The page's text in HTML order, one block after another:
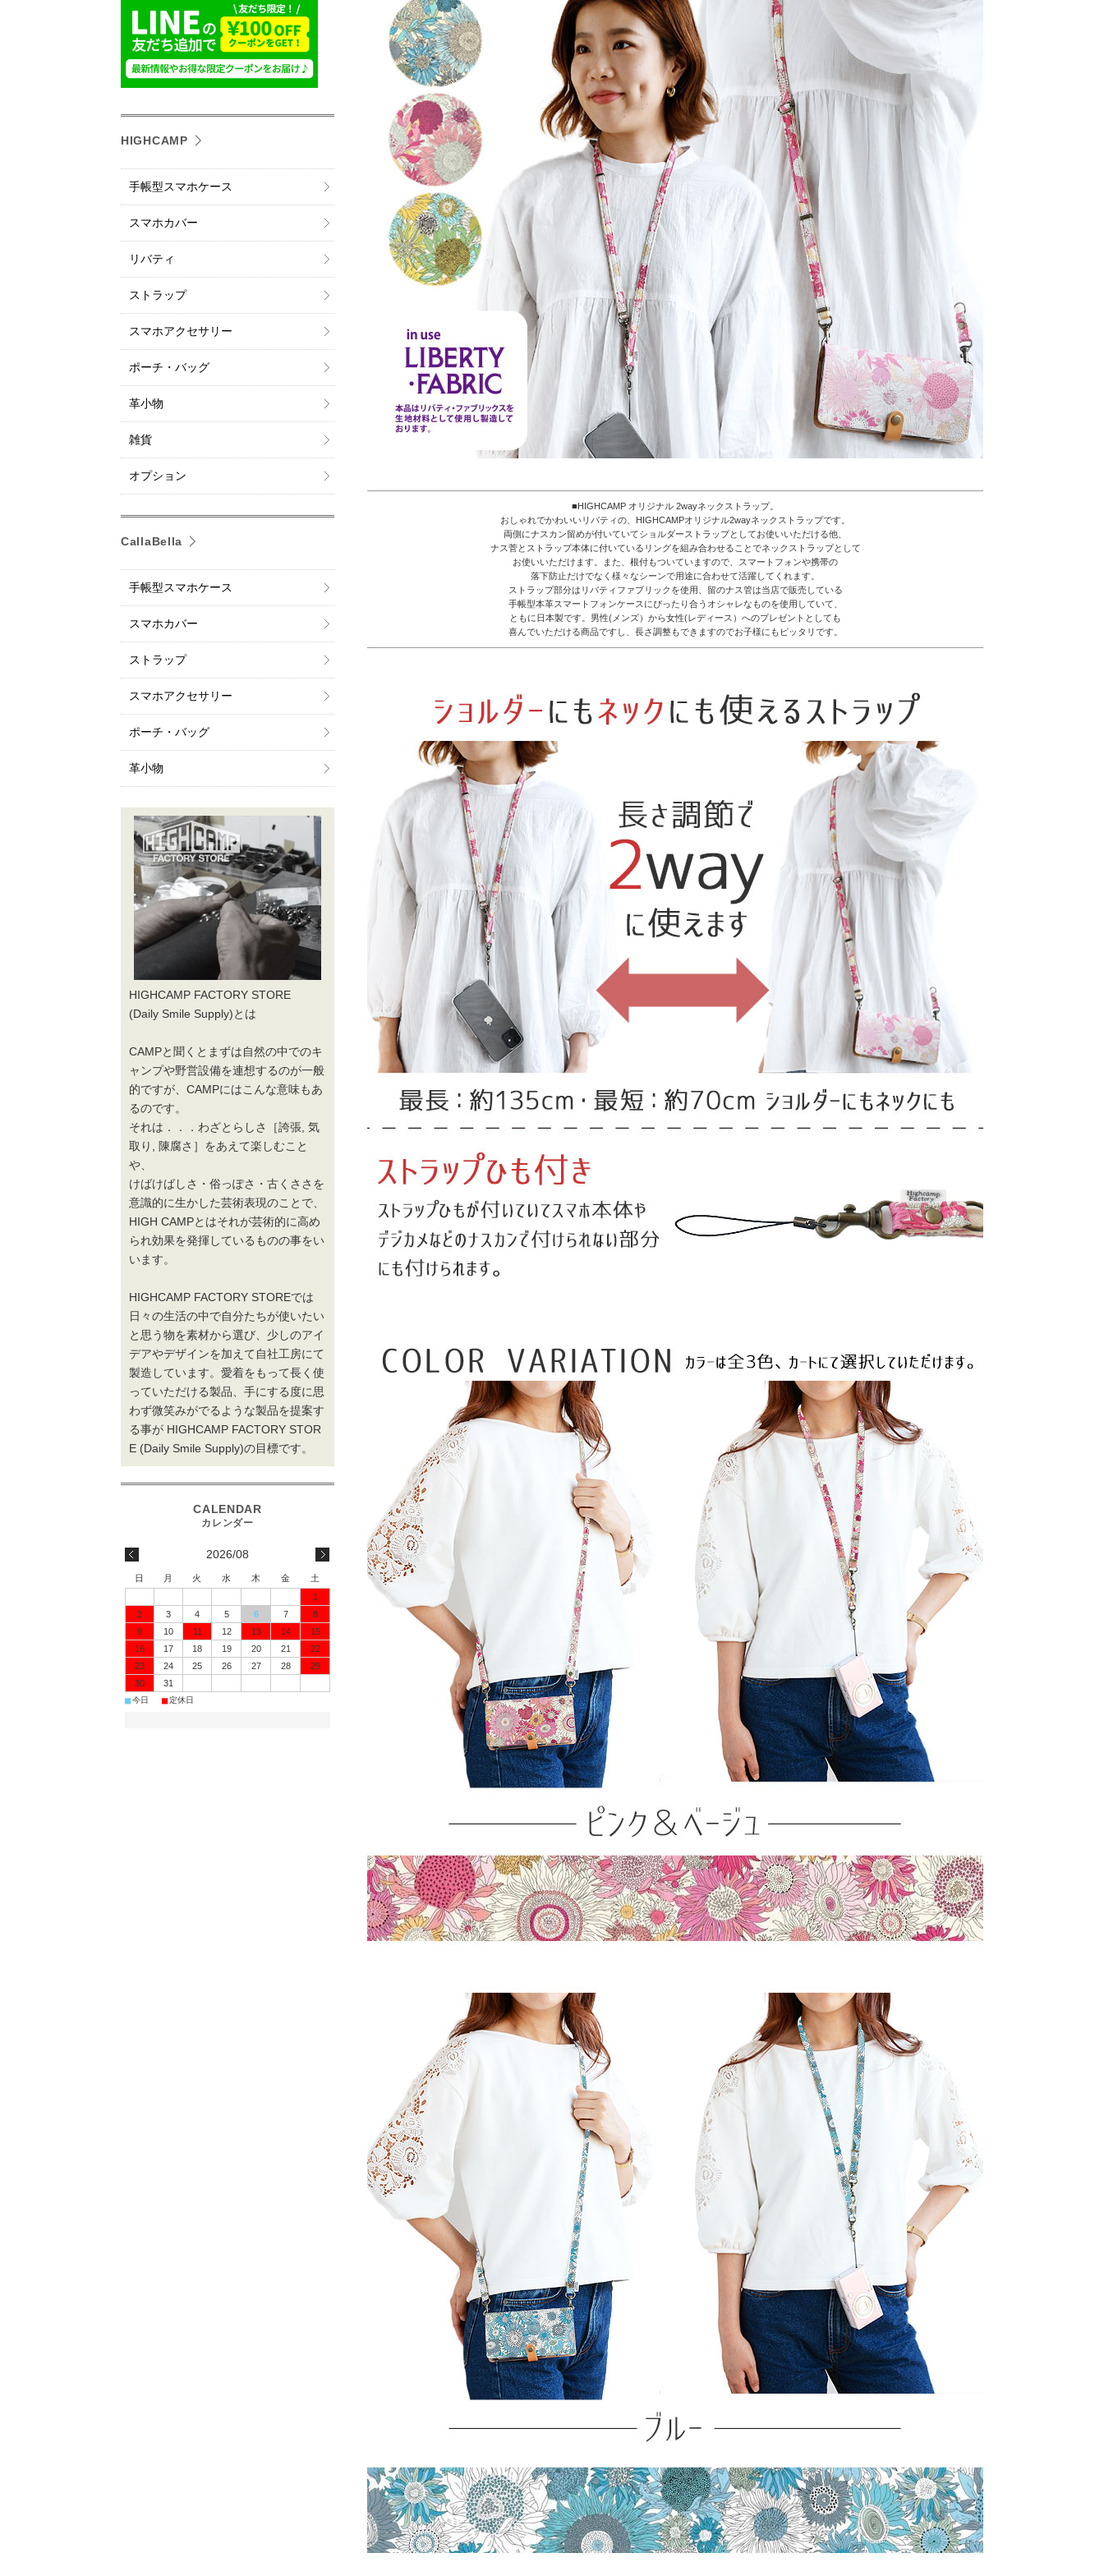
■HIGHCAMP オリジナル 2wayネックストラップ。
おしゃれでかわいいリバティの、HIGHCAMPオリジナル2wayネックストラップです。
両側にナスカン留めが付いていてショルダーストラップとしてお使いいただける他、
ナス菅とストラップ本体に付いているリングを組み合わせることでネックストラップとして
お使いいただけます。また、根付もついていますので、スマートフォンや携帯の
落下防止だけでなく様々なシーンで用途に合わせて活躍してくれます。
ストラップ部分はリバティファブリックを使用、留のナス管は当店で販売している
手帳型本革スマートフォンケースにぴったり合うオシャレなものを使用していて、
ともに日本製です。男性(メンズ）から女性(レディース）へのプレゼントとしても
喜んでいただける商品ですし、長さ調整もできますのでお子様にもピッタリです。
HIGHCAMP
手帳型スマホケース
スマホカバー
リバティ
ストラップ
スマホアクセサリー
ポーチ・バッグ
革小物
雑貨
オプション
CallaBella
手帳型スマホケース
スマホカバー
ストラップ
スマホアクセサリー
ポーチ・バッグ
革小物
HIGHCAMP FACTORY STORE
(Daily Smile Supply)とは
CAMPと聞くとまずは自然の中でのキ
ャンプや野営設備を連想するのが一般
的ですが、CAMPにはこんな意味もあ
るのです。
それは．．．わざとらしさ［誇張, 気
取り, 陳腐さ］をあえて楽しむこと
や、
けばけばしさ・俗っぽさ・古くささを
意識的に生かした芸術表現のことで、
HIGH CAMPとはそれが芸術的に高め
られ効果を発揮しているものの事をい
います。
HIGHCAMP FACTORY STOREでは
日々の生活の中で自分たちが使いたい
と思う物を素材から選び、少しのアイ
デアやデザインを加えて自社工房にて
製造しています。愛着をもって長く使
っていただける製品、手にする度に思
わず微笑みがでるような製品を提案す
る事が HIGHCAMP FACTORY STOR
E (Daily Smile Supply)の目標です。
2026/08
日 月 火 水 木 金
土
1
2
3 4 5 6 7
8
9
10 11 12 13 14
15
16
17 18 19 20 21
22
23
24 25 26 27 28
29
30
31
■今日 ■定休日